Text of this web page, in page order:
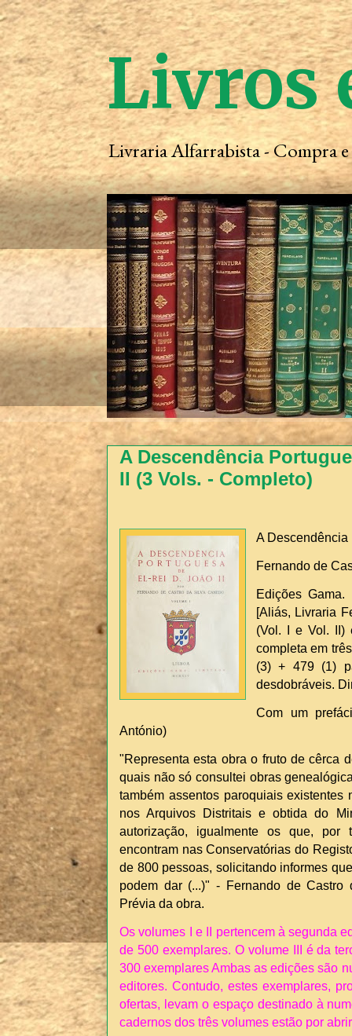
Livros
Livraria Alfarrabista - Compra
A Descendência
II (3 Vols. - Completo)
A
Fernando de
Edições
[Aliás, Livraria
(Vol. I e Vol. II)
completa em
(3) + 479 (1)
desdobráveis.
Com um
António)
"Representa esta obra o fruto de cêrca
quais não só consultei obras
também assentos paroquiais
nos Arquivos Distritais e obtida do
autorização, igualmente os que,
encontram nas Conservatórias do
de 800 pessoas, solicitando informes
podem dar (...)" - Fernando de
Prévia da obra.
Os volumes I e II pertencem à segunda
de 500 exemplares. O volume III é da
300 exemplares Ambas as edições são
editores. Contudo, estes exemplares,
ofertas, levam o espaço destinado à
cadernos dos três volumes estão por